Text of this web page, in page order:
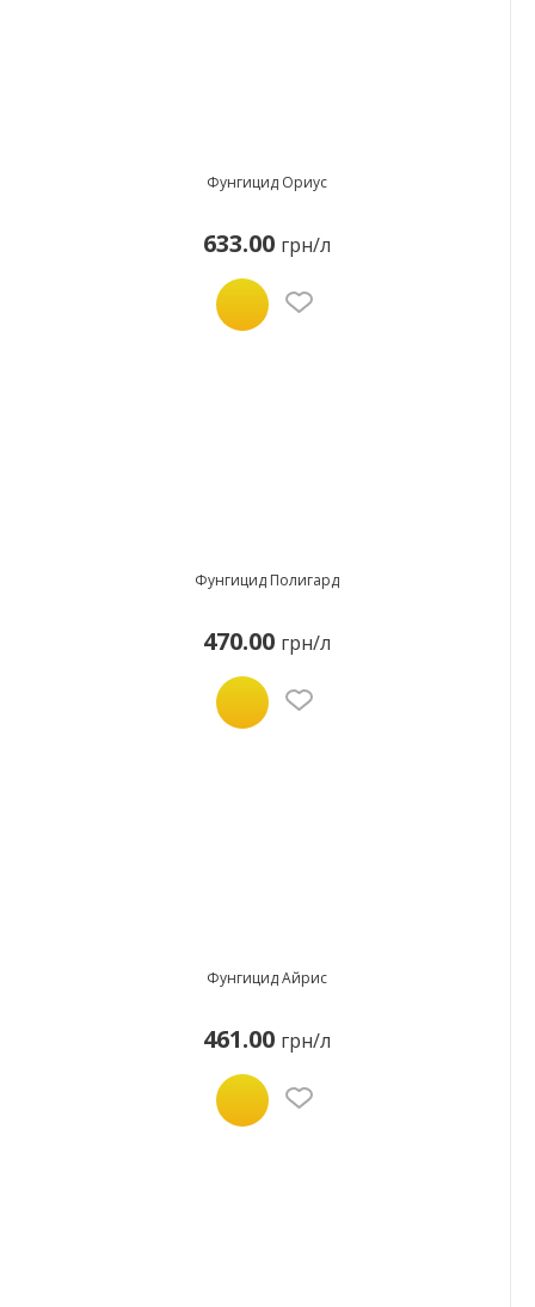
Фунгицид Ориус
633.00 грн/л
Фунгицид Полигард
470.00 грн/л
Фунгицид Айрис
461.00 грн/л